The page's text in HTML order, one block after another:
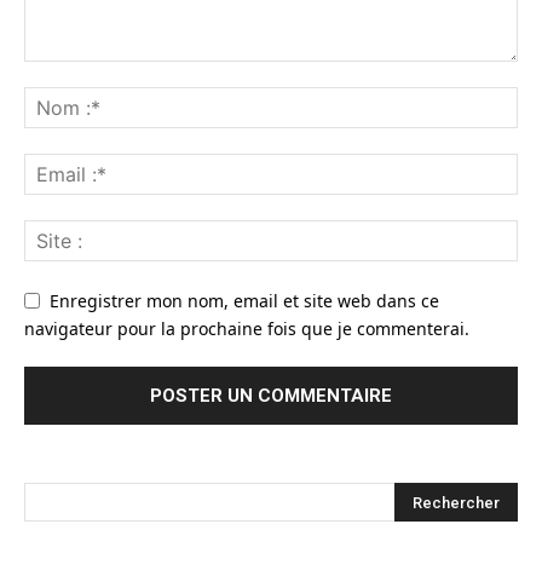
Enregistrer mon nom, email et site web dans ce
navigateur pour la prochaine fois que je commenterai.